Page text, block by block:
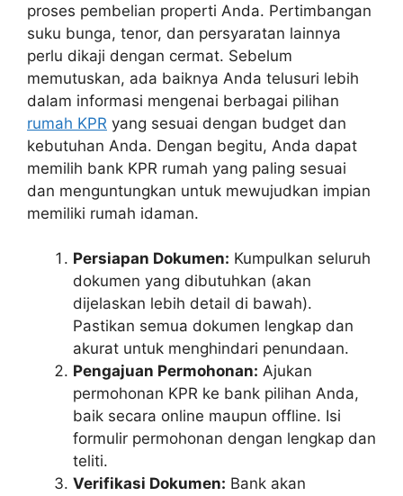
proses pembelian properti Anda. Pertimbangan
suku bunga, tenor, dan persyaratan lainnya
perlu dikaji dengan cermat. Sebelum
memutuskan, ada baiknya Anda telusuri lebih
dalam informasi mengenai berbagai pilihan
rumah KPR yang sesuai dengan budget dan
kebutuhan Anda. Dengan begitu, Anda dapat
memilih bank KPR rumah yang paling sesuai
dan menguntungkan untuk mewujudkan impian
memiliki rumah idaman.
Persiapan Dokumen: Kumpulkan seluruh
dokumen yang dibutuhkan (akan
dijelaskan lebih detail di bawah).
Pastikan semua dokumen lengkap dan
akurat untuk menghindari penundaan.
Pengajuan Permohonan: Ajukan
permohonan KPR ke bank pilihan Anda,
baik secara online maupun offline. Isi
formulir permohonan dengan lengkap dan
teliti.
Verifikasi Dokumen: Bank akan